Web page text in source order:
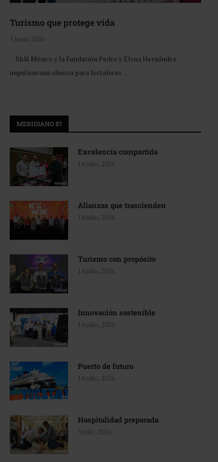
Turismo que protege vida
1 junio, 2026
Skål México y la Fundación Pedro y Elena Hernández
impulsan una alianza para fortalecer …
MERIDIANO 87
Excelencia compartida
14 julio, 2026
Alianzas que trascienden
14 julio, 2026
Turismo con propósito
14 julio, 2026
Innovación sostenible
14 julio, 2026
Puerto de futuro
14 julio, 2026
Hospitalidad preparada
3 julio, 2026